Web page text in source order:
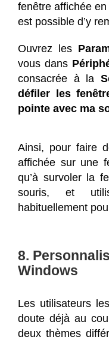
fenêtre affichée
est possible d’y
Ouvrez les
vous dans
consacrée à la
défiler les
pointe avec ma
Ainsi, pour faire
affichée sur une
qu’à survoler la
souris, et
habituellement
8.
Windows
Les utilisateurs
doute déjà au
deux thèmes